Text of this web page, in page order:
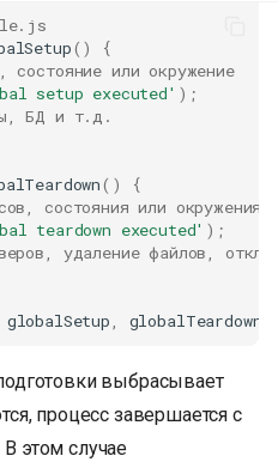
()
{
или окружение
setup executed' );
БД и т.д.
()
{
состояния или окружения
teardown executed' );
удаление файлов,
globalSetup, globalTeardown
выбрасывает
процесс завершается с
этом случае